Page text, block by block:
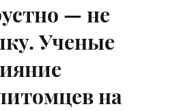
— не
Ученые
на